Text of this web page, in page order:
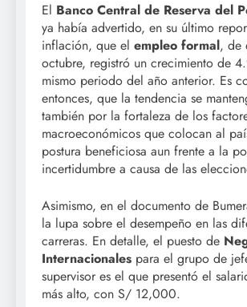
El Banco Central de Reserva del
ya había advertido, en su último
inflación, que el empleo formal, de
octubre, registró un crecimiento de
mismo periodo del año anterior. Es
entonces, que la tendencia se
también por la fortaleza de los
macroeconómicos que colocan al
postura beneficiosa aun frente a la
incertidumbre a causa de las
Asimismo, en el documento de
la lupa sobre el desempeño en las
carreras. En detalle, el puesto de
Internacionales para el grupo de
supervisor es el que presentó el
más alto, con S/ 12,000.